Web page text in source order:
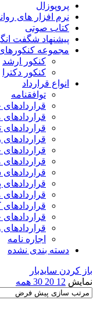
پروپوزال
نرم افزار های
کتاب صوتی
پیشنهاد شگفت
مجموعه
کنکور ارشد
کنکور دکترا
انواع قرارداد
توافقنامه
قراردادهای
قراردادهای
قراردادهای
قراردادهای
اجاره نامه
دسته بندی نشده
باز کردن سایدبار
نمایش 12
20
30 همه